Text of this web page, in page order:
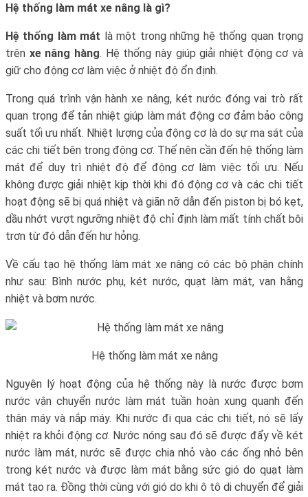
Hệ thống làm mát xe nâng là gì?
Hệ thống làm mát là một trong những hệ thống quan trọng
trên xe nâng hàng. Hệ thống này giúp giải nhiệt động cơ và
giữ cho động cơ làm việc ở nhiệt độ ổn định.
Trong quá trình vận hành xe nâng, két nước đóng vai trò rất
quan trọng để tản nhiệt giúp làm mát động cơ đảm bảo công
suất tối ưu nhất. Nhiệt lượng của động cơ là do sự ma sát của
các chi tiết bên trong động cơ. Thế nên cần đến hệ thống làm
mát để duy trì nhiệt độ để động cơ làm việc tối ưu. Nếu
không được giải nhiệt kịp thời khi đó động cơ và các chi tiết
hoạt động sẽ bị quá nhiệt và giãn nỡ dẫn đến piston bị bó kẹt,
dầu nhớt vượt ngưỡng nhiệt độ chỉ định làm mất tính chất bôi
trơn từ đó dẫn đến hư hỏng.
Về cấu tạo hệ thống làm mát xe nâng có các bộ phận chính
như sau: Bình nước phụ, két nước, quạt làm mát, van hằng
nhiệt và bơm nước.
Hệ thống làm mát xe nâng
Nguyên lý hoạt động của hệ thống này là nước được bơm
nước vận chuyển nước làm mát tuần hoàn xung quanh đến
thân máy và nắp máy. Khi nước đi qua các chi tiết, nó sẽ lấy
nhiệt ra khỏi động cơ. Nước nóng sau đó sẽ được đẩy về két
nước làm mát, nước sẽ được chia nhỏ vào các ống nhỏ bên
trong két nước và được làm mát bằng sức gió do quạt làm
mát tạo ra. Đồng thời cùng với gió do khi ô tô di chuyển để giải